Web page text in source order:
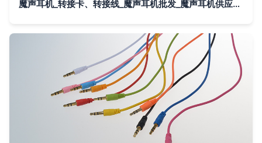
魔声耳机_转接卡、转接线_魔声耳机批发_魔声耳机供应_阿里巴巴